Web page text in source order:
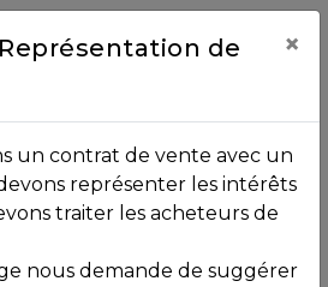
de
×
un contrat de vente avec un
représenter les intérêts
traiter les acheteurs de
nous demande de suggérer